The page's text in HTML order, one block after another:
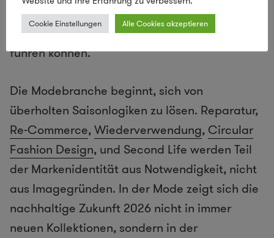
gemeinsames Bauen, Teilen undReparieren
nachhaltigeren Formen des Zusammenlebens
führen können.
Die Modebranche beginnt, sich von
überholten Saisonlogiken zu lösen. Reparatur,
Re-Commerce,Wiederverwendung, Circular
Fashion Design, und Second Life werden Teil
der Markenidentität aus Notwendigkeit, nicht
aus Imagegründen. In der Mode zeigt sich die
nachhaltige Zukunft 2026 nicht in immer
neuen Kollektionen, sondern in der
Cookie Einstellungen Alle Cookies akzeptieren